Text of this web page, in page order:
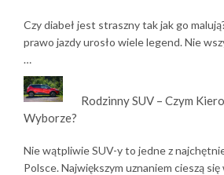
Czy diabeł jest straszny tak jak go
prawo jazdy urosło wiele legend. Nie
…
Rodzinny SUV – Czym
Wyborze?
Nie wątpliwie SUV-y to jedne z
Polsce. Największym uznaniem cieszą